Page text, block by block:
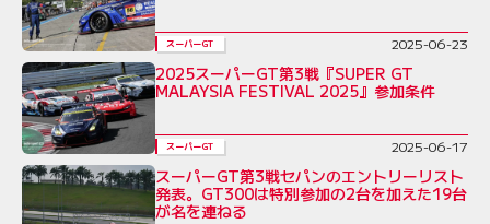
スーパーGT 2025-06-23
2025スーパーGT第3戦『SUPER GT
MALAYSIA FESTIVAL 2025』参加条件
スーパーGT 2025-06-17
スーパーGT第3戦セパンのエントリーリスト
発表。GT300は特別参加の2台を加えた19台
が名を連ねる